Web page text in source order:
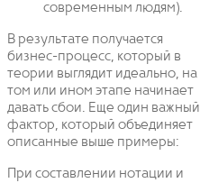
современным людям).
В результате получается
бизнес-процесс, который в
теории выглядит идеально, на
том или ином этапе начинает
давать сбои. Еще один важный
фактор, который объединяет
описанные выше примеры:
При составлении нотации и